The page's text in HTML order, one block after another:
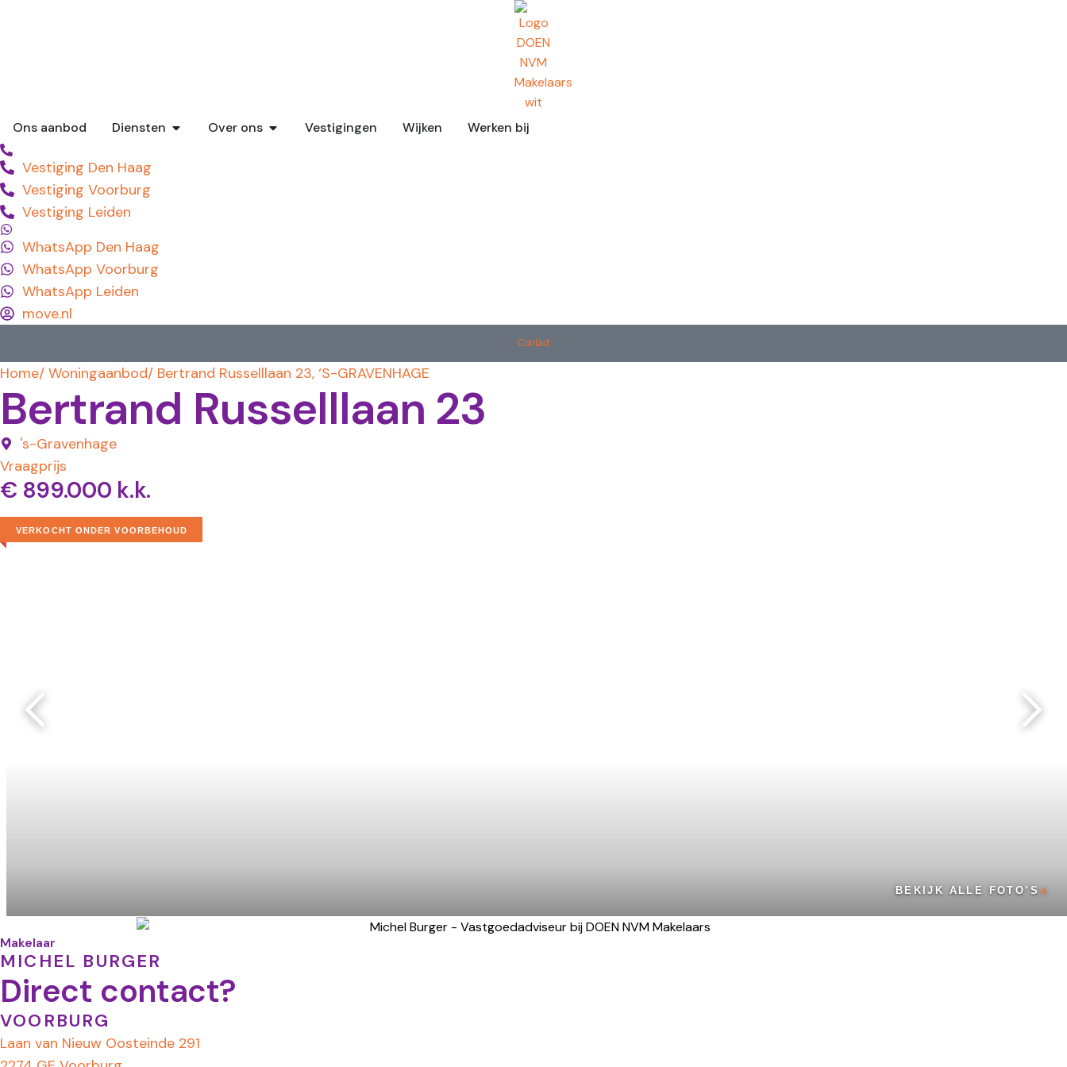
Ons aanbod Diensten Over ons Vestigingen Wijken Werken bij
Vestiging Den Haag
Vestiging Voorburg
Vestiging Leiden
WhatsApp Den Haag
WhatsApp Voorburg
WhatsApp Leiden
move.nl
Contact
Home/ Woningaanbod/ Bertrand Russelllaan 23, ‘S-GRAVENHAGE
Bertrand Russelllaan 23
's-Gravenhage
Vraagprijs
€ 899.000 k.k.
VERKOCHT ONDER VOORBEHOUD
BEKIJK ALLE FOTO’S
Makelaar
MICHEL BURGER
Direct contact?
VOORBURG
Laan van Nieuw Oosteinde 291